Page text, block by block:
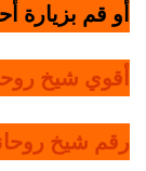
أو قم بزيارة
أقوي شيخ
رقم شيخ